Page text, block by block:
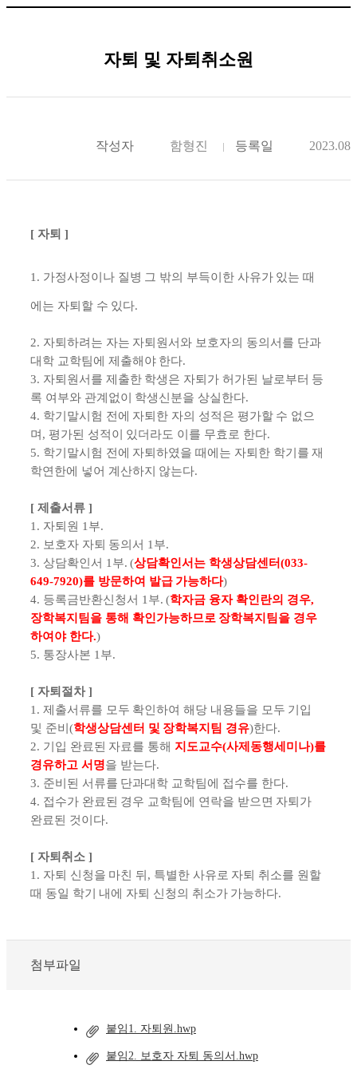
자퇴 및 자퇴취소원
작성자 함형진 등록일
[ 자퇴 ]
1. 가정사정이나 질병 그 밖의 부득이한 사유가 있는 때
에는 자퇴할 수 있다.
2. 자퇴하려는 자는 자퇴원서와 보호자의 동의서를 단과
대학 교학팀에 제출해야 한다.
3. 자퇴원서를 제출한 학생은 자퇴가 허가된 날로부터 등
록 여부와 관계없이 학생신분을 상실한다.
4. 학기말시험 전에 자퇴한 자의 성적은 평가할 수 없으
며, 평가된 성적이 있더라도 이를 무효로 한다.
5. 학기말시험 전에 자퇴하였을 때에는 자퇴한 학기를 재
학연한에 넣어 계산하지 않는다.
[ 제출서류 ]
1. 자퇴원 1부.
2. 보호자 자퇴 동의서 1부.
3. 상담확인서 1부. (상담확인서는 학생상담센터(033-
649-7920)를 방문하여 발급 가능하다)
4. 등록금반환신청서 1부. (학자금 융자 확인란의 경우,
장학복지팀을 통해 확인가능하므로 장학복지팀을 경우
하여야 한다.)
5. 통장사본 1부.
[ 자퇴절차 ]
1. 제출서류를 모두 확인하여 해당 내용들을 모두 기입
및 준비(학생상담센터 및 장학복지팀 경유)한다.
2. 기입 완료된 자료를 통해 지도교수(사제동행세미나)를
경유하고 서명을 받는다.
3. 준비된 서류를 단과대학 교학팀에 접수를 한다.
4. 접수가 완료된 경우 교학팀에 연락을 받으면 자퇴가
완료된 것이다.
[ 자퇴취소 ]
1. 자퇴 신청을 마친 뒤, 특별한 사유로 자퇴 취소를 원할
때 동일 학기 내에 자퇴 신청의 취소가 가능하다.
첨부파일
붙임1. 자퇴원.hwp
붙임2. 보호자 자퇴 동의서.hwp